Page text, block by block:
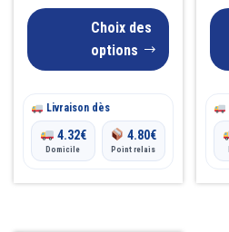
prix :
2.50€
3.00€
Choix des
options
être
sur
page
produit
Livraison dès
4.32€
Domicile
4.80€
Point relais